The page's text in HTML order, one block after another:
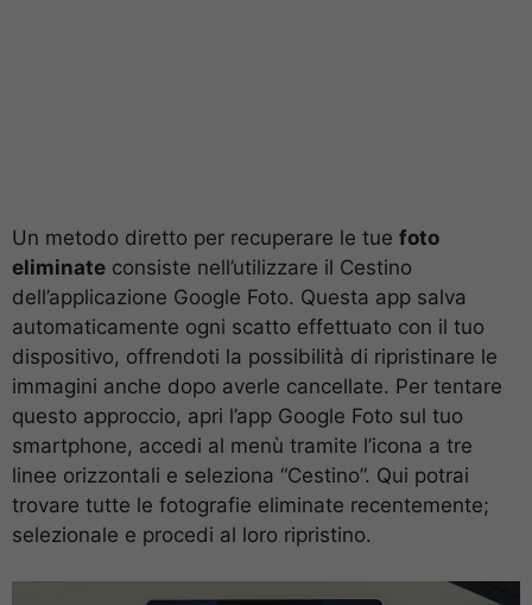
Un metodo diretto per recuperare le tue foto
eliminate consiste nell’utilizzare il Cestino
dell’applicazione Google Foto. Questa app salva
automaticamente ogni scatto effettuato con il tuo
dispositivo, offrendoti la possibilità di ripristinare le
immagini anche dopo averle cancellate. Per tentare
questo approccio, apri l’app Google Foto sul tuo
smartphone, accedi al menù tramite l’icona a tre
linee orizzontali e seleziona “Cestino”. Qui potrai
trovare tutte le fotografie eliminate recentemente;
selezionale e procedi al loro ripristino.